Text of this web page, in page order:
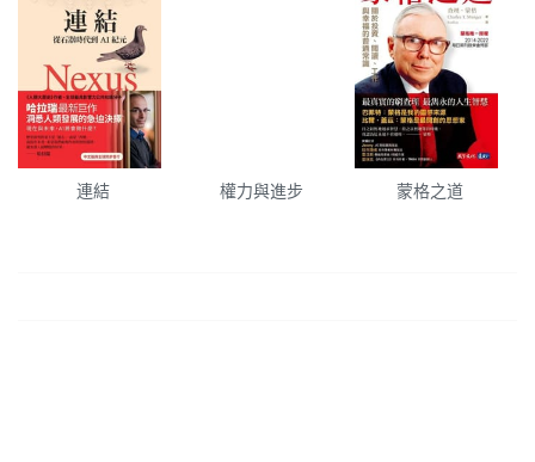
連結 權力與進步 蒙格之道